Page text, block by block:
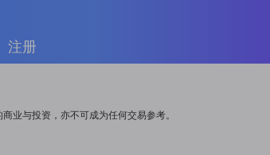
注册
业与投资，亦不可成为任何交易参考。